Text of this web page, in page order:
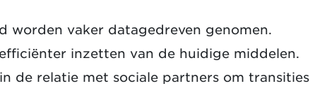
worden vaker datagedreven genomen.
inzetten van de huidige middelen.
de relatie met sociale partners om transities